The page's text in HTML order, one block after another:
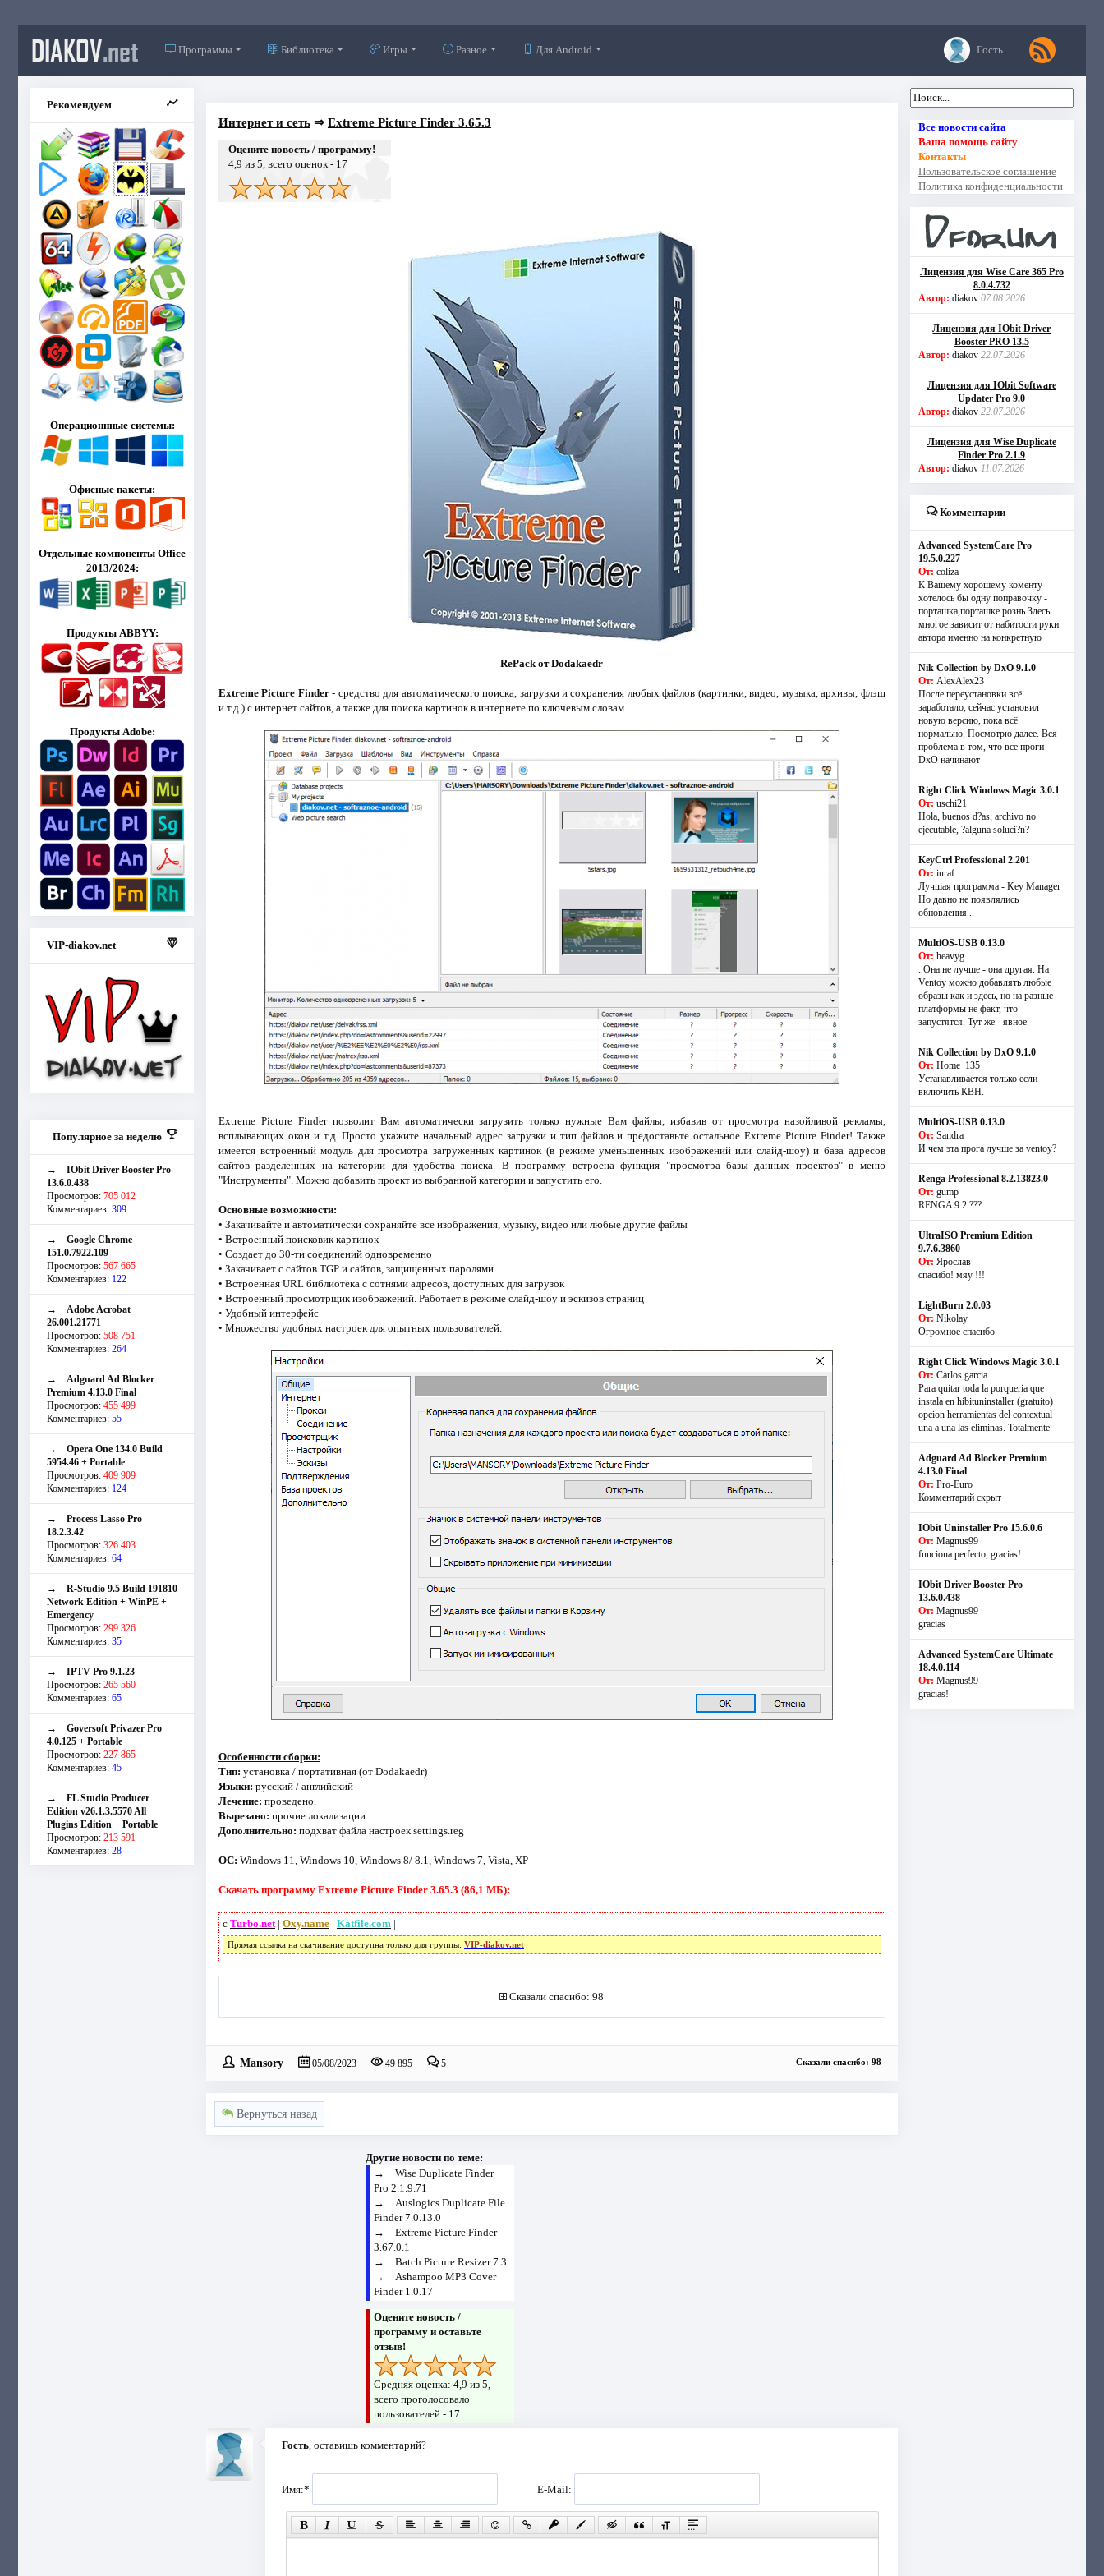
DIAKOV.net Программы Библиотека Игры Разное Для Android Гость
Рекомендуем
Операционнные системы:
Офисные пакеты:
Отдельные компоненты Office
2013/2024:
Продукты ABBYY:
Продукты Adobe:
VIP-diakov.net
Популярное за неделю
→ IObit Driver Booster Pro
13.6.0.438
Просмотров: 705 012
Комментариев: 309
→ Google Chrome
151.0.7922.109
Просмотров: 567 665
Комментариев: 122
→ Adobe Acrobat
26.001.21771
Просмотров: 508 751
Комментариев: 264
→ Adguard Ad Blocker
Premium 4.13.0 Final
Просмотров: 455 499
Комментариев: 55
→ Opera One 134.0 Build
5954.46 + Portable
Просмотров: 409 909
Комментариев: 124
→ Process Lasso Pro
18.2.3.42
Просмотров: 326 403
Комментариев: 64
→ R-Studio 9.5 Build 191810
Network Edition + WinPE +
Emergency
Просмотров: 299 326
Комментариев: 35
→ IPTV Pro 9.1.23
Просмотров: 265 560
Комментариев: 65
→ Goversoft Privazer Pro
4.0.125 + Portable
Просмотров: 227 865
Комментариев: 45
→ FL Studio Producer
Edition v26.1.3.5570 All
Plugins Edition + Portable
Просмотров: 213 591
Комментариев: 28
Интернет и сеть⇒ Extreme Picture Finder 3.65.3
Оцените новость / программу!
4,9 из 5, всего оценок - 17
RePack от Dodakaedr
Extreme Picture Finder- средство для автоматического поиска, загрузки и сохранения любых файлов (картинки, видео, музыка, архивы, флэш
и т.д.) с интернет сайтов, а также для поиска картинок в интернете по ключевым словам.
Extreme Picture Finder позволит Вам автоматически загрузить только нужные Вам файлы, избавив от просмотра назойливой рекламы,
всплывающих окон и т.д. Просто укажите начальный адрес загрузки и тип файлов и предоставьте остальное Extreme Picture Finder! Также
имеется встроенный модуль для просмотра загруженных картинок (в режиме уменьшенных изображений или слайд-шоу) и база адресов
сайтов разделенных на категории для удобства поиска. В программу встроена функция "просмотра базы данных проектов" в меню
"Инструменты". Можно добавить проект из выбранной категории и запустить его.
Основные возможности:
• Закачивайте и автоматически сохраняйте все изображения, музыку, видео или любые другие файлы
• Встроенный поисковик картинок
• Создает до 30-ти соединений одновременно
• Закачивает с сайтов TGP и сайтов, защищенных паролями
• Встроенная URL библиотека с сотнями адресов, доступных для загрузок
• Встроенный просмотрщик изображений. Работает в режиме слайд-шоу и эскизов страниц
• Удобный интерфейс
• Множество удобных настроек для опытных пользователей.
Особенности сборки:
Тип: установка / портативная (от Dodakaedr)
Языки: русский / английский
Лечение: проведено.
Вырезано: прочие локализации
Дополнительно: подхват файла настроек settings.reg
ОС: Windows 11, Windows 10, Windows 8/ 8.1, Windows 7, Vista, XP
Скачать программу Extreme Picture Finder 3.65.3 (86,1 МБ):
с Turbo.net| Oxy.name| Katfile.com |
Прямая ссылка на скачивание доступна только для группы: VIP-diakov.net
Сказали спасибо: 98
Mansory 05/08/2023 49 895 5 Сказали спасибо: 98
Вернуться назад
Другие новости по теме:
→Wise Duplicate Finder
Pro 2.1.9.71
→Auslogics Duplicate File
Finder 7.0.13.0
→Extreme Picture Finder
3.67.0.1
→Batch Picture Resizer 7.3
→Ashampoo MP3 Cover
Finder 1.0.17
Оцените новость /
программу и оставьте
отзыв!
Средняя оценка:4,9 из 5,
всего проголосовало
пользователей - 17
Гость, оставишь комментарий?
Имя:* E-Mail:
Все новости сайта
Ваша помощь сайту
Контакты
Пользовательское соглашение
Политика конфиденциальности
Лицензия для Wise Care 365 Pro
8.0.4.732
Автор: diakov 07.08.2026
Лицензия для IObit Driver
Booster PRO 13.5
Автор: diakov 22.07.2026
Лицензия для IObit Software
Updater Pro 9.0
Автор: diakov 22.07.2026
Лицензия для Wise Duplicate
Finder Pro 2.1.9
Автор: diakov 11.07.2026
Комментарии
Advanced SystemCare Pro
19.5.0.227
От: coliza
К Вашему хорошему коменту
хотелось бы одну поправочку -
порташка,порташке рознь.Здесь
многое зависит от набитости руки
автора именно на конкретную
Nik Collection by DxO 9.1.0
От: AlexAlex23
После переустановки всё
заработало, сейчас установил
новую версию, пока всё
нормально. Посмотрю далее. Вся
проблема в том, что все проги
DxO начинают
Right Click Windows Magic 3.0.1
От: uschi21
Hola, buenos d?as, archivo no
ejecutable, ?alguna soluci?n?
KeyCtrl Professional 2.201
От: iuraf
Лучшая программа - Key Manager
Но давно не появлялись
обновления...
MultiOS-USB 0.13.0
От: heavyg
..Она не лучше - она другая. На
Ventoy можно добавлять любые
образы как и здесь, но на разные
платформы не факт, что
запустятся. Тут же - явное
Nik Collection by DxO 9.1.0
От: Home_135
Устанавливается только если
включить КВН.
MultiOS-USB 0.13.0
От: Sandra
И чем эта прога лучше за ventoy?
Renga Professional 8.2.13823.0
От: gump
RENGA 9.2 ???
UltraISO Premium Edition
9.7.6.3860
От: Ярослав
спасибо! мяу !!!
LightBurn 2.0.03
От: Nikolay
Огромное спасибо
Right Click Windows Magic 3.0.1
От: Carlos garcia
Para quitar toda la porqueria que
instala en hibituninstaller (gratuito)
opcion herramientas del contextual
una a una las eliminas. Totalmente
Adguard Ad Blocker Premium
4.13.0 Final
От: Pro-Euro
Комментарий скрыт
IObit Uninstaller Pro 15.6.0.6
От: Magnus99
funciona perfecto, gracias!
IObit Driver Booster Pro
13.6.0.438
От: Magnus99
gracias
Advanced SystemCare Ultimate
18.4.0.114
От: Magnus99
gracias!